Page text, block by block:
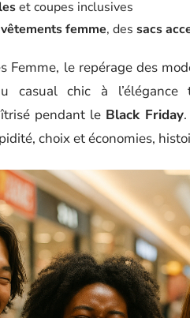
et coupes inclusives
vêtements femme, des sacs
Femme, le repérage des
casual chic à l’élégance
pendant le Black Friday
choix et économies,